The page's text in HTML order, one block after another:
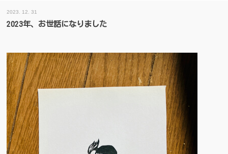
content
2023. 12. 31
2023年、お世話になりました